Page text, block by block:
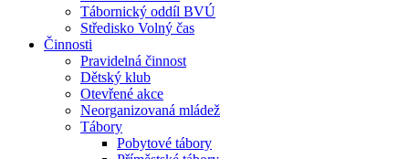
Tábornický oddíl BVÚ
Středisko Volný čas
Činnosti
Pravidelná činnost
Dětský klub
Otevřené akce
Neorganizovaná mládež
Tábory
Pobytové tábory